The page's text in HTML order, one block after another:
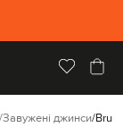
Завужені джинси